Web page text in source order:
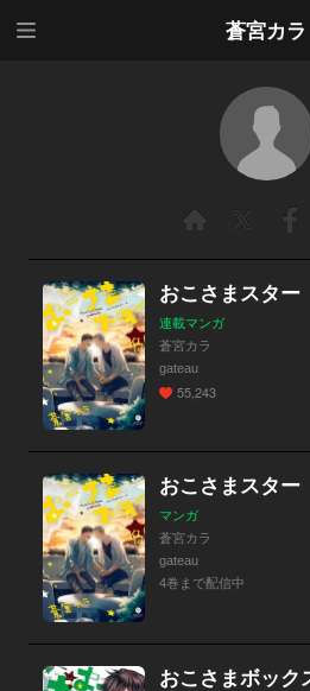
蒼宮カラ
おこさまスター
連載マンガ
蒼宮カラ
gateau
55,243
おこさまスター
マンガ
蒼宮カラ
gateau
4巻まで配信中
おこさまボック